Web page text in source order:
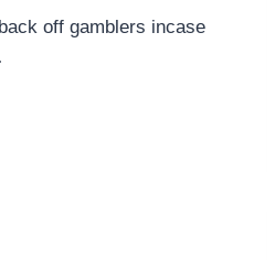
off gamblers incase